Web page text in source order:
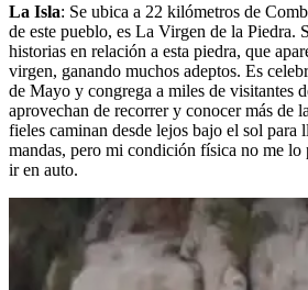
La Isla: Se ubica a 22 kilómetros de
de este pueblo, es La Virgen de la Piedra.
historias en relación a esta piedra, que
virgen, ganando muchos adeptos. Es
de Mayo y congrega a miles de visitantes
aprovechan de recorrer y conocer más de
fieles caminan desde lejos bajo el sol para
mandas, pero mi condición física no me lo
ir en auto.